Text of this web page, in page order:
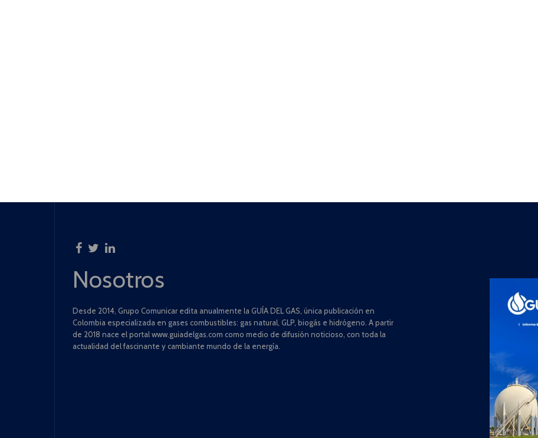
Nosotros
Desde 2014, Grupo Comunicar edita anualmente la GUÍA DEL GAS, única publicación en
Colombia especializada en gases combustibles: gas natural, GLP, biogás e hidrógeno. A partir
de 2018 nace el portal www.guiadelgas.com como medio de difusión noticioso, con toda la
actualidad del fascinante y cambiante mundo de la energía.